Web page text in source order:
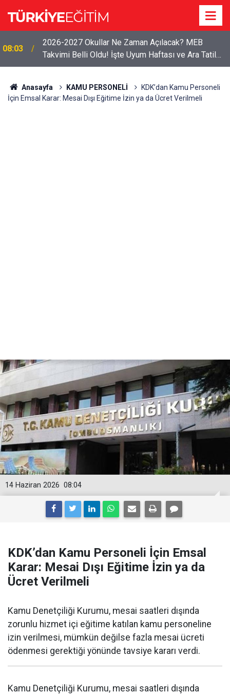
08:03
2026-2027 Okullar Ne Zaman Açılacak? MEB
Takvimi Belli Oldu! İşte Uyum Haftası ve Ara Tatil
Tarihleri
Anasayfa KAMU PERSONELİ
KDK’dan Kamu Personeli
İçin Emsal Karar: Mesai Dışı Eğitime İzin ya da Ücret Verilmeli
08:04
14 Haziran 2026
KDK’dan Kamu Personeli İçin Emsal
Karar: Mesai Dışı Eğitime İzin ya da
Ücret Verilmeli
Kamu Denetçiliği Kurumu, mesai saatleri dışında
zorunlu hizmet içi eğitime katılan kamu personeline
izin verilmesi, mümkün değilse fazla mesai ücreti
ödenmesi gerektiği yönünde tavsiye kararı verdi.
Kamu Denetçiliği Kurumu, mesai saatleri dışında